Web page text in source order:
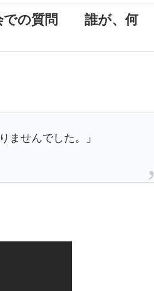
での質問 誰が、何
ませんでした。」